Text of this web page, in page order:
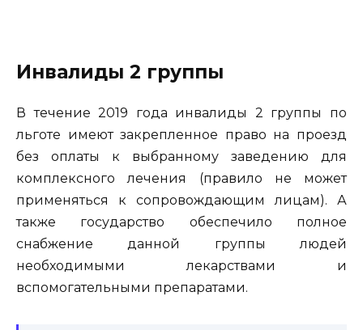
Инвалиды 2 группы
В течение 2019 года инвалиды 2 группы по
льготе имеют закрепленное право на проезд
без оплаты к выбранному заведению для
комплексного лечения (правило не может
применяться к сопровождающим лицам). А
также государство обеспечило полное
снабжение данной группы людей
необходимыми лекарствами и
вспомогательными препаратами.